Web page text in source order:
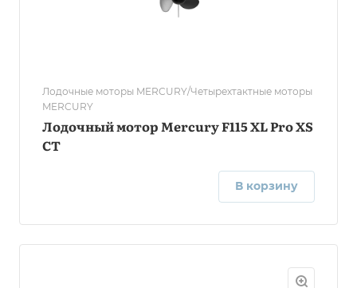
Лодочные моторы MERCURY/Четырехтактные моторы
MERCURY
Лодочный мотор Mercury F115 XL Pro XS
CT
В корзину